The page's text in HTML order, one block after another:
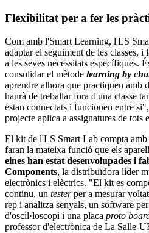
Flexibilitat per a fer les
Com amb l'Smart Learning, l'LS
adaptar el seguiment de les classes, i
a les seves necessitats específiques.
consolidar el mètode learning by
aprendre alhora que practiquen amb
haurà de treballar fora d'una classe
estan connectats i funcionen entre
projecte aplica a assignatures de tots
El kit de l'LS Smart Lab compta
faran la mateixa funció que els
eines han estat desenvolupades i
Components, la distribuïdora líder
electrònics i elèctrics. "El kit es
continu, un testerper a mesurar
rep i analitza senyals, un software
d'oscil·loscopi i una placa proto
professor d'electrònica de La Salle-